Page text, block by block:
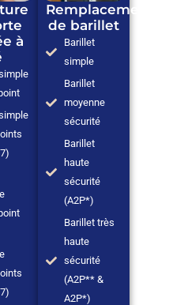
à
Remplacement
de barillet
Barillet
simple
Barillet
moyenne
sécurité
Barillet
haute
sécurité
(A2P*)
Barillet très
haute
sécurité
(A2P** &
A2P*)